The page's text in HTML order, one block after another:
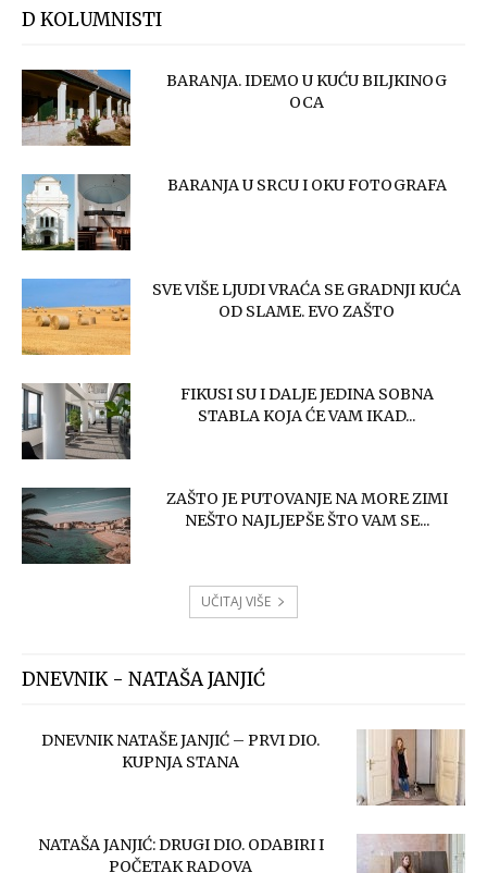
D KOLUMNISTI
BARANJA. IDEMO U KUĆU BILJKINOG
OCA
BARANJA U SRCU I OKU FOTOGRAFA
SVE VIŠE LJUDI VRAĆA SE GRADNJI KUĆA
OD SLAME. EVO ZAŠTO
FIKUSI SU I DALJE JEDINA SOBNA
STABLA KOJA ĆE VAM IKAD...
ZAŠTO JE PUTOVANJE NA MORE ZIMI
NEŠTO NAJLJEPŠE ŠTO VAM SE...
UČITAJ VIŠE
DNEVNIK - NATAŠA JANJIĆ
DNEVNIK NATAŠE JANJIĆ – PRVI DIO.
KUPNJA STANA
NATAŠA JANJIĆ: DRUGI DIO. ODABIRI I
POČETAK RADOVA